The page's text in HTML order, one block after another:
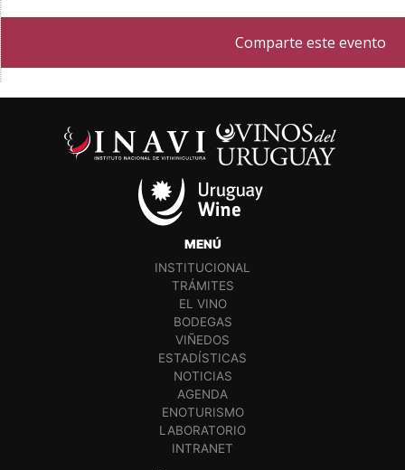
Comparte este evento
MENÚ
INSTITUCIONAL
TRÁMITES
EL VINO
BODEGAS
VIÑEDOS
ESTADÍSTICAS
NOTICIAS
AGENDA
ENOTURISMO
LABORATORIO
INTRANET